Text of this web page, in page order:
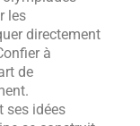
les
directement
à
de
ses idées